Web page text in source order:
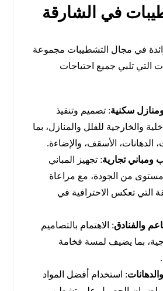
في الشارقة
في مجال التشطيبات مجموعة
التي تلبي جميع احتياجات
سكنية: تصميم وتنفيذ
والخارجية للفلل والمنازل، بما
الدهانات، الأسقف، والإضاءة.
ومباني تجارية: تجهيز المباني
مستوى من الجودة، مع مراعاة
التي تعكس الاحترافية في
والفنادق: الاهتمام بالتصاميم
بما يضيف لمسة فخامة
: استخدام أفضل المواد